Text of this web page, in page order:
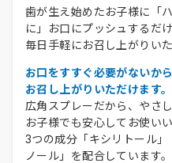
歯が生え始めたお子様に「
に」お口にプッシュするだけ
毎日手軽にお召し上がりいた
お口をすすぐ必要がないか
お召し上がりいただけます。
広角スプレーだから、やさ
お子様でも安心してお使い
3つの成分「キシリトール
ノール」を配合しています。